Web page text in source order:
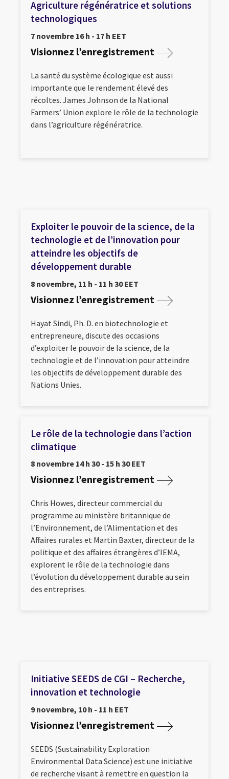
Agriculture régénératrice et solutions
technologiques
7 novembre 16 h - 17 h EET
Visionnez l’enregistrement
La santé du système écologique est aussi
importante que le rendement élevé des
récoltes. James Johnson de la National
Farmers’ Union explore le rôle de la technologie
dans l’agriculture régénératrice.
Exploiter le pouvoir de la science, de la
technologie et de l’innovation pour
atteindre les objectifs de
développement durable
8 novembre, 11 h - 11 h 30 EET
Visionnez l’enregistrement
Hayat Sindi, Ph. D. en biotechnologie et
entrepreneure, discute des occasions
d’exploiter le pouvoir de la science, de la
technologie et de l’innovation pour atteindre
les objectifs de développement durable des
Nations Unies.
Le rôle de la technologie dans l’action
climatique
8 novembre 14 h 30 - 15 h 30 EET
Visionnez l’enregistrement
Chris Howes, directeur commercial du
programme au ministère britannique de
l’Environnement, de l’Alimentation et des
Affaires rurales et Martin Baxter, directeur de la
politique et des affaires étrangères d’IEMA,
explorent le rôle de la technologie dans
l’évolution du développement durable au sein
des entreprises.
Initiative SEEDS de CGI – Recherche,
innovation et technologie
9 novembre, 10 h - 11 h EET
Visionnez l’enregistrement
SEEDS (Sustainability Exploration
Environmental Data Science) est une initiative
de recherche visant à remettre en question la